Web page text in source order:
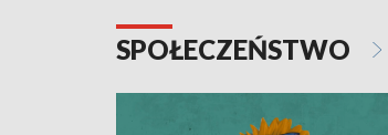
SPOŁECZEŃSTWO